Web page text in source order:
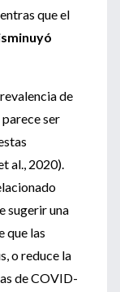
que el
de
ser
al., 2020).
sugerir una
que las
o reduce la
de COVID-